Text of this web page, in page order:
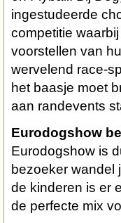
ingestudeerde
competitie
voorstellen van
wervelend race-
het baasje moet
aan randevents
Eurodogshow
Eurodogshow is
bezoeker wandel
de kinderen is er
de perfecte mix